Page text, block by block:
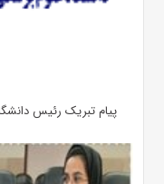
پیام تبریک رئیس دانشگاه